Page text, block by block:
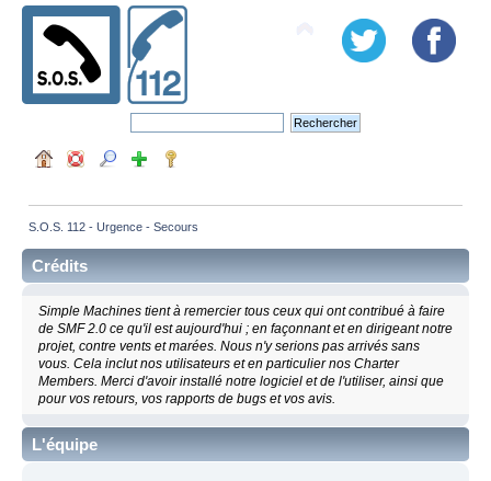
S.O.S. 112 - Urgence - Secours
Crédits
Simple Machines tient à remercier tous ceux qui ont contribué à faire
de SMF 2.0 ce qu'il est aujourd'hui ; en façonnant et en dirigeant notre
projet, contre vents et marées. Nous n'y serions pas arrivés sans
vous. Cela inclut nos utilisateurs et en particulier nos Charter
Members. Merci d'avoir installé notre logiciel et de l'utiliser, ainsi que
pour vos retours, vos rapports de bugs et vos avis.
L'équipe